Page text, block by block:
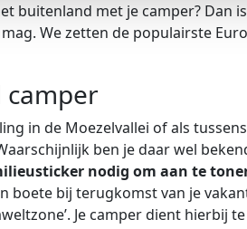
buitenland met je camper? Dan
We zetten de populairste
camper
in de Moezelvallei of als
ben je daar wel
nodig om aan te
boete bij terugkomst van je
Je camper dient hierbij